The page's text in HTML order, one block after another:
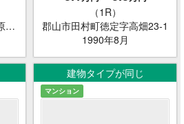
郡山市田村町徳定字下河原78-5
（1R）
郡山市田村町徳定字高畑23-1
1990年8月
建物タイプが同じ
マンション